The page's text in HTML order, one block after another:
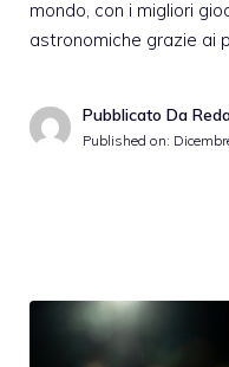
mondo, con i migliori
astronomiche grazie ai
Pubblicato Da
Published on: